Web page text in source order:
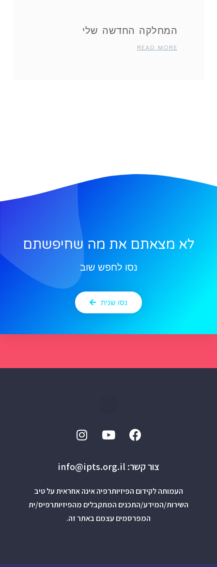
המחלקה החדשה שלי
READ MORE
לא מצאתם את מה שחיפשתם
נסו לחפש שוב
נסו שנית
צור קשר: info@ipts.org.il
העמותה לקידום הפיזיותרפיה אינה אחראית על טיב
השירות/המידע/התכנים המתקבלים מהפיזיותרפיס/ית
המפרסמים עצמם באתר זה.